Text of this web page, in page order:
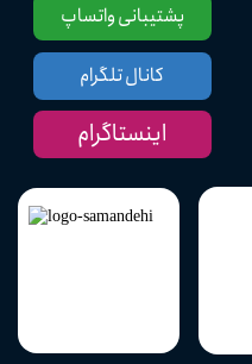
پشتیبانی واتساپ
کانال تلگرام
اینستاگرام